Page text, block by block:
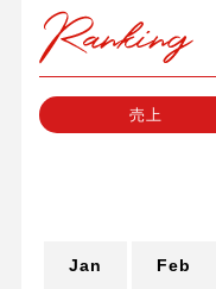
売上
Jan Feb